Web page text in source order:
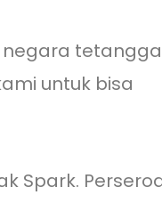
untuk bisa
Spark.